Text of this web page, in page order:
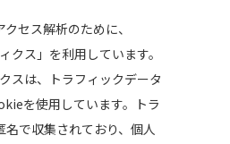
セス解析のために、
クス」を利用しています。
スは、トラフィックデータ
を使用しています。トラ
名で収集されており、個人